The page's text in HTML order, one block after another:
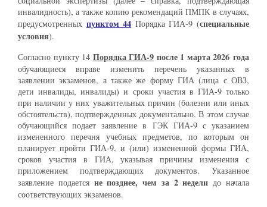
инвалидность), а также копию рекомендаций ПМПК в случаях,
предусмотренных пунктом 44 Порядка ГИА-9 (специальные
условия).
Согласно пункту 14 Порядка ГИА-9 после 1 марта 2026 года
обучающиеся вправе изменить перечень указанных в
заявлении экзаменов, а также же форму ГИА (лица с ОВЗ,
дети инвалиды, инвалиды) и сроки участия в ГИА-9 только
при наличии у них уважительных причин (болезни или иных
обстоятельств), подтвержденных документально. В этом случае
обучающийся подает заявление в ГЭК ГИА-9 с указанием
измененного перечня учебных предметов, по которым он
планирует пройти ГИА-9, и (или) измененной формы ГИА,
сроков участия в ГИА, указывая причины изменения с
приложением подтверждающих документов. Указанное
заявление подается не позднее, чем за 2 неделидо начала
соответствующих экзаменов.